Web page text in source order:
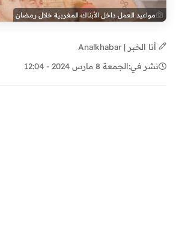
مواعيد العمل داخل الأبناك المغربية خلال رمضان
أنا الخبر | Analkhabar
نشر في:الجمعة 8 مارس 2024 - 12:04